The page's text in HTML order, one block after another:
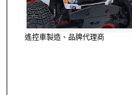
遙控車製造、品牌代理商